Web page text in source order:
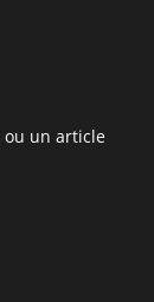
un article